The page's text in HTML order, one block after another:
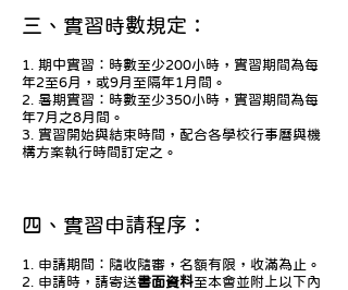
三、實習時數規定：
1. 期中實習：時數至少200小時，實習期間為每
年2至6月，或9月至隔年1月間。
2. 暑期實習：時數至少350小時，實習期間為每
年7月之8月間。
3. 實習開始與結束時間，配合各學校行事曆與機
構方案執行時間訂定之。
四、實習申請程序：
1. 申請期間：隨收隨審，名額有限，收滿為止。
2. 申請時，請寄送書面資料至本會並附上以下內